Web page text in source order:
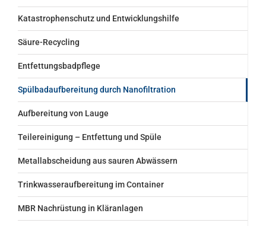
Katastrophenschutz und Entwicklungshilfe
Säure-Recycling
Entfettungsbadpflege
Spülbadaufbereitung durch Nanofiltration
Aufbereitung von Lauge
Teilereinigung – Entfettung und Spüle
Metallabscheidung aus sauren Abwässern
Trinkwasseraufbereitung im Container
MBR Nachrüstung in Kläranlagen